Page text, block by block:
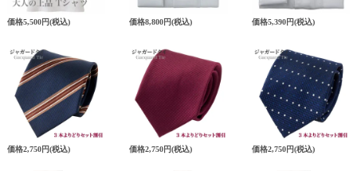
価格5,500円(税込) 価格8,800円(税込) 価格5,390円(税込)
価格2,750円(税込) 価格2,750円(税込) 価格2,750円(税込)